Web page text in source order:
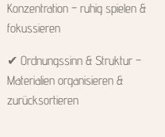
Konzentration – ruhig spielen &
fokussieren
✔ Ordnungssinn & Struktur –
Materialien organisieren &
zurücksortieren